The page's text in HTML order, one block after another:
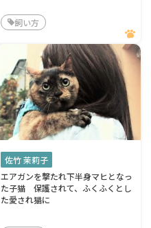
飼い方
佐竹 茉莉子
エアガンを撃たれ下半身マヒとなっ
た子猫 保護されて、ふくふくとし
た愛され猫に